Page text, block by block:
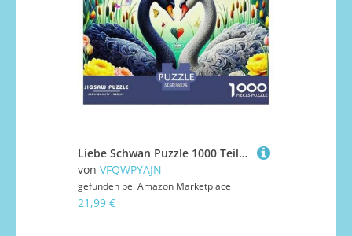
Liebe Schwan Puzzle 1000 Teile Liebe Schwan Für Erwachsene Und Kinder Ab 14 Jahren Puzzles-Geschenk Impossible Game 38x26cm/1000pcs
von VFQWPYAJN
gefunden bei Amazon Marketplace
21,99 €